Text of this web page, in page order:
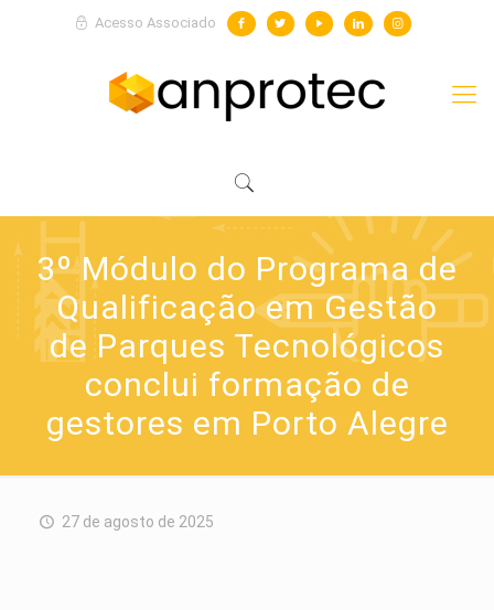
Acesso Associado
3º Módulo do Programa de
Qualificação em Gestão
de Parques Tecnológicos
conclui formação de
gestores em Porto Alegre
27 de agosto de 2025